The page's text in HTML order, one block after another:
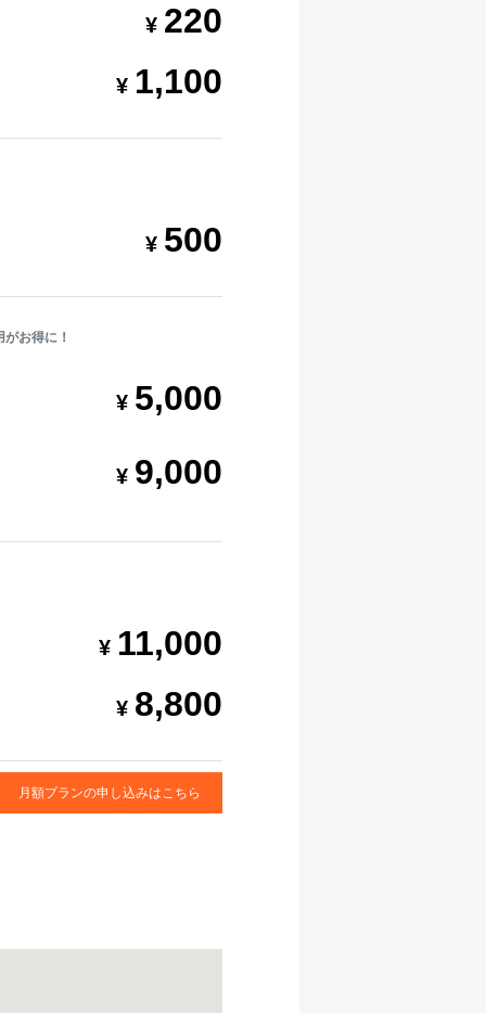
220
1,100
500
お得に！
5,000
9,000
11,000
8,800
月額プランの申し込みはこちら